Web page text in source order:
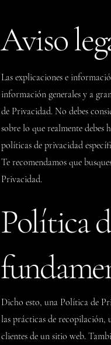
Aviso
Las explicaciones e
información generales y a
de Privacidad. No debes
sobre lo que realmente debes
políticas de privacidad
Te recomendamos que
Privacidad.
Política
Dicho esto, una Política de
las prácticas de recopilación,
clientes de un sitio web.